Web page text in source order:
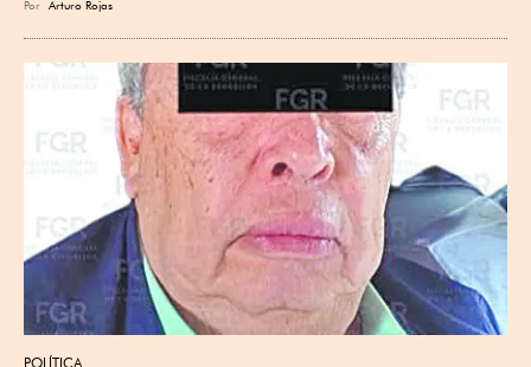
Por Arturo Rojas
POLÍTICA